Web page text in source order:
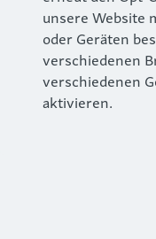
unsere Website
oder Geräten
verschiedenen
verschiedenen
aktivieren.